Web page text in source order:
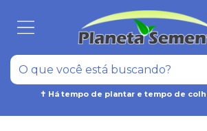
✝ Há tempo de plantar e tempo de